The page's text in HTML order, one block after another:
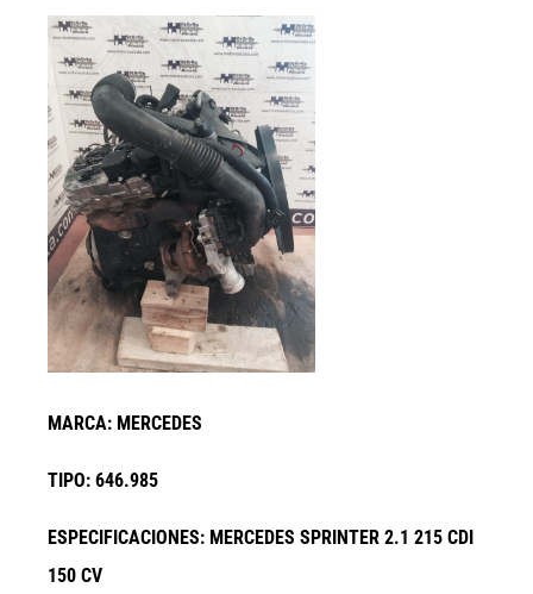
MARCA: MERCEDES
TIPO: 646.985
ESPECIFICACIONES: MERCEDES SPRINTER 2.1 215 CDI
150 CV